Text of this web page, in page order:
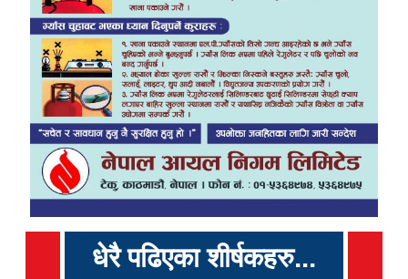
धेरै पढिएका शीर्षकहरु...